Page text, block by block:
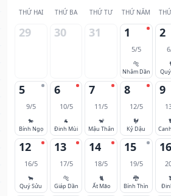
THỨ HAI THỨ BA THỨ TƯ THỨ NĂM
29 30 31 1
5/5
🐅
Nhâm Dần
2
5
9/5
🐎
Bính Ngọ
6
10/5
🐐
Đinh Mùi
7
11/5
🐒
Mậu Thân
8
12/5
🐓
Kỷ Dậu
9
12
16/5
🐂
Quý Sửu
13
17/5
🐅
Giáp Dần
14
18/5
🐈
Ất Mão
15
19/5
🐉
Bính Thìn
16